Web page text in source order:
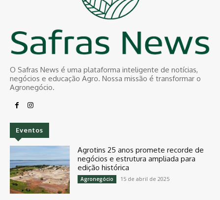
O Safras News é uma plataforma inteligente de notícias,
negócios e educação Agro. Nossa missão é transformar o
Agronegócio.
Eventos
Agrotins 25 anos promete recorde de
negócios e estrutura ampliada para
edição histórica
Agronegócio 15 de abril de 2025